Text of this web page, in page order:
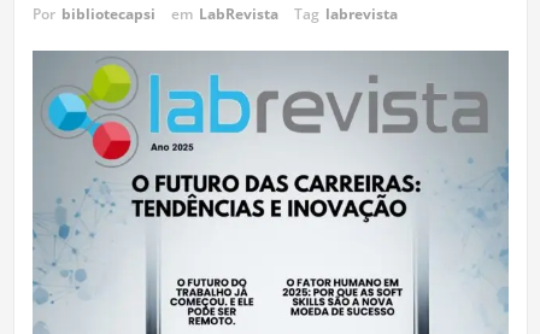
Por bibliotecapsi em LabRevista Tag labrevista